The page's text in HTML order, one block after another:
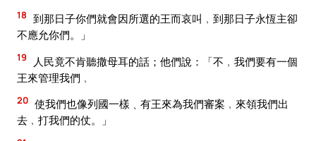
18 到那日子你們就會因所選的王而哀叫﹐到那日子永恆主卻
不應允你們。」
19
人民竟不肯聽撒母耳的話；他們說：「不﹐我們要有一個
王來管理我們﹐
20 使我們也像列國一樣﹑有王來為我們審案﹐來領我們出
去﹐打我們的仗。」